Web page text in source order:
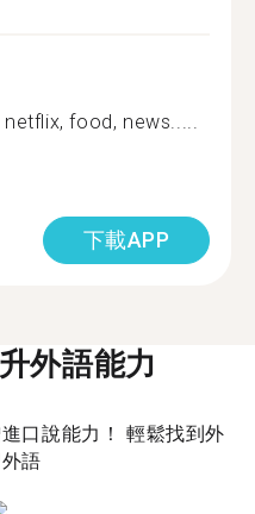
food, news.....
下載APP
外語能力
口說能力！ 輕鬆找到外
語